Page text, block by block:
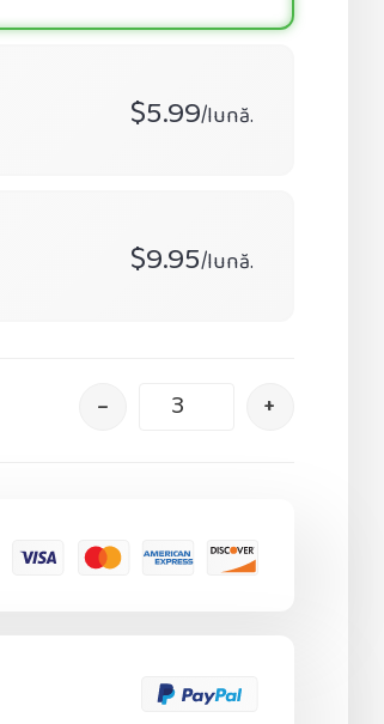
$5.99/lună.
$9.95/lună.
– +